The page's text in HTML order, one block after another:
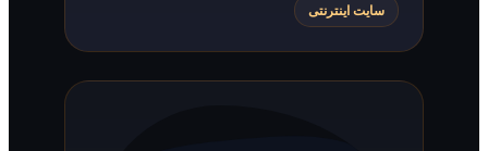
سایت اینترنتی